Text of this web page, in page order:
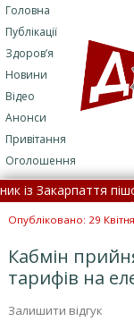
Головна
Публікації
Здоров’я
Новини
Відео
Анонси
Привітання
Оголошення
пішов у
удару
Опубліковано: 29
Кабмін
тарифів на
Залишити відгук